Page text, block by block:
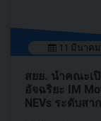
11 มีนาค
สยย. นำคณะเ
อัจฉริยะ IM
NEVs ระดับสา